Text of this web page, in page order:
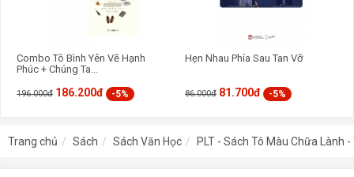
Combo Tô Bình Yên Vẽ Hạnh
Phúc + Chúng Ta...
196.000đ 186.200đ -5%
Hẹn Nhau Phía Sau Tan Vỡ
86.000đ 81.700đ -5%
Trang chủ Sách Sách Văn Học PLT - Sách Tô Màu Chữa Lành